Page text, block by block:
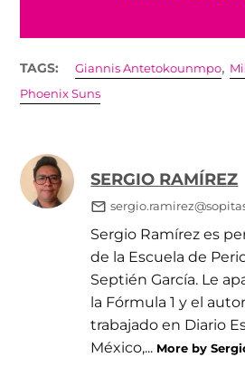
TAGS: Giannis Antetokounmpo,
Phoenix Suns
SERGIO RAMÍREZ
Sergio Ramírez es
de la Escuela de
Septién García. Le
la Fórmula 1 y el
trabajado en Diario
México,... More by